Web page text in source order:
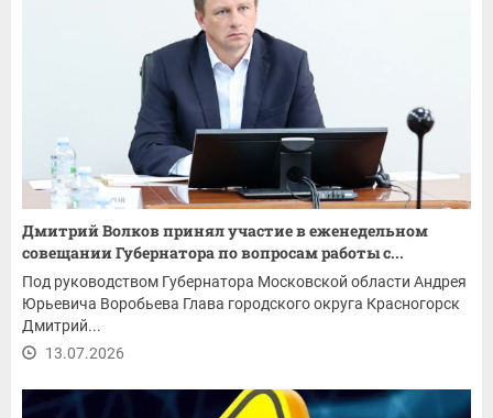
Дмитрий Волков принял участие в еженедельном
совещании Губернатора по вопросам работы с...
Под руководством Губернатора Московской области Андрея
Юрьевича Воробьева Глава городского округа Красногорск
Дмитрий...
13.07.2026